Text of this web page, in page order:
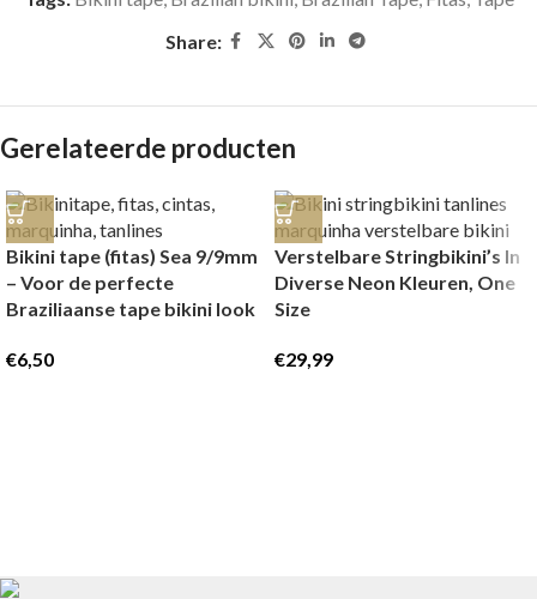
Share:
Gerelateerde producten
Bikini tape (fitas) Sea 9/9mm
– Voor de perfecte
Braziliaanse tape bikini look
€6,50
Verstelbare Stringbikini’s In
Diverse Neon Kleuren, One
Size
€29,99